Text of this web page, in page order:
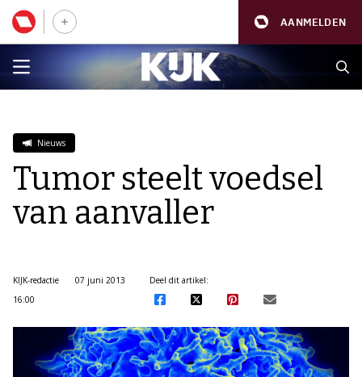
AANMELDEN
Nieuws
Tumor steelt voedsel
van aanvaller
KIJK-redactie
07 juni 2013
16:00
Deel dit artikel: